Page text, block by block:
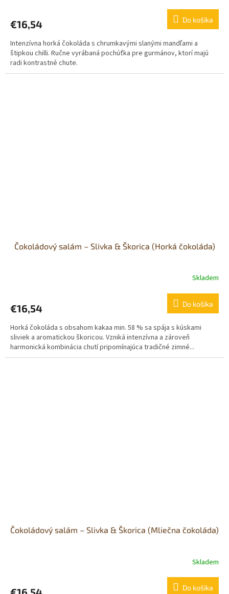
€16,54 Do košíka
Intenzívna horká čokoláda s chrumkavými slanými mandľami a
štipkou chilli. Ručne vyrábaná pochúťka pre gurmánov, ktorí majú
radi kontrastné chute.
Čokoládový salám – Slivka & Škorica (Horká čokoláda)
Skladem
€16,54 Do košíka
Horká čokoláda s obsahom kakaa min. 58 % sa spája s kúskami
sliviek a aromatickou škoricou. Vzniká intenzívna a zároveň
harmonická kombinácia chutí pripomínajúca tradičné zimné...
Čokoládový salám – Slivka & Škorica (Mliečna čokoláda)
Skladem
Do košíka